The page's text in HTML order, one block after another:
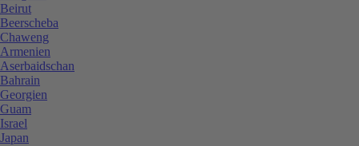
Beirut
Beerscheba
Chaweng
Armenien
Aserbaidschan
Bahrain
Georgien
Guam
Israel
Japan